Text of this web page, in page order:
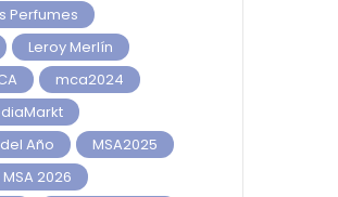
Perfumes
Leroy Merlín
mca2024
Año
MSA2025
MSA 2026